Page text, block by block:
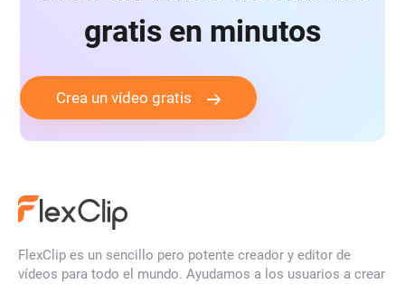
gratis en minutos
Crea un vídeo gratis
FlexClip es un sencillo pero potente creador y editor de
vídeos para todo el mundo. Ayudamos a los usuarios a crear